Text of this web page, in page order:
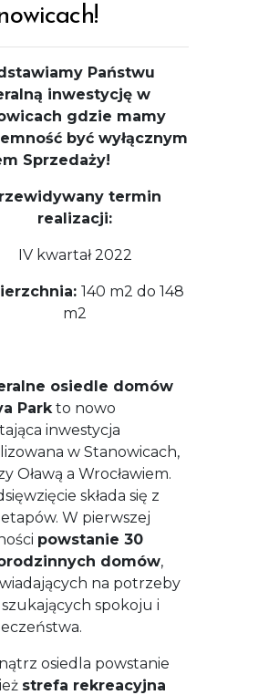
Państwu
inwestycję w
gdzie mamy
być wyłącznym
Sprzedaży!
termin
realizacji:
IV kwartał 2022
140 m2 do 148
m2
osiedle domów
Parkto nowo
inwestycja
w Stanowicach,
Oławą a Wrocławiem.
składa się z
W pierwszej
powstanie 30
domów,
na potrzeby
szukających spokoju i
osiedla powstanie
strefa rekreacyjna